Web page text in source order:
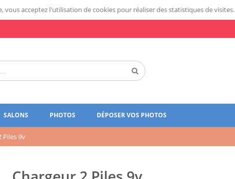
vous acceptez l'utilisation de cookies pour réaliser des statistiques de visites.
SALONS PHOTOS DÉPOSER VOS PHOTOS
Piles 9v